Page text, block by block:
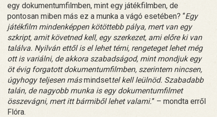
egy dokumentumfilmben, mint egy játékfilmben, de
pontosan miben más ez a munka a vágó esetében? “Egy
játékfilm mindenképpen kötöttebb pálya, mert van egy
szkript, amit követned kell, egy szerkezet, ami előre ki van
találva. Nyilván ettől is el lehet térni, rengeteget lehet még
ott is variálni, de akkora szabadságod, mint mondjuk egy
öt évig forgatott dokumentumfilmben, szerintem nincsen,
úgyhogy teljesen másmindsettel kell leülnöd. Szabadabb
talán, de nagyobb munka is egy dokumentumfilmet
összevágni, mert itt bármiből lehet valami.” – mondta erről
Flóra.